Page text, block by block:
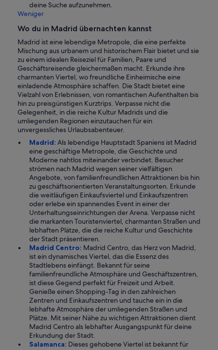
deine Suche aufzunehmen.
Weniger
Wo du in Madrid übernachten kannst
Madrid ist eine lebendige Metropole, die eine perfekte
Mischung aus urbanem und historischem Flair bietet und sie
zu einem idealen Reiseziel für Familien, Paare und
Geschäftsreisende gleichermaßen macht. Erkunde ihre
charmanten Viertel, wo freundliche Einheimische eine
einladende Atmosphäre schaffen. Die Stadt bietet eine
Vielzahl von Erlebnissen, von romantischen Aufenthalten bis
hin zu preisgünstigen Kurztrips. Verpasse nicht die
Gelegenheit, in die reiche Kultur Madrids und die
umliegenden Regionen einzutauchen für ein
unvergessliches Urlaubsabenteuer.
Madrid: Als lebendige Hauptstadt Spaniens ist Madrid
eine geschäftige Metropole, die Geschichte und
Moderne nahtlos miteinander verbindet. Besucher
strömen nach Madrid wegen seiner vielfältigen
Angebote, von familienfreundlichen Attraktionen bis hin
zu geschäftsorientierten Veranstaltungsorten. Erkunde
die weitläufigen Einkaufsviertel und Einkaufszentren
oder erlebe ein spannendes Event in einer der
Unterhaltungseinrichtungen der Arena. Verpasse nicht
die markanten Touristenviertel, charmanten Straßen und
lebhaften Plätze, die die reiche Kultur und Geschichte
der Stadt präsentieren.
Madrid Centro: Madrid Centro, das Herz von Madrid,
ist ein dynamisches Viertel, das die Essenz des
Stadtlebens einfängt. Bekannt für seine
familienfreundliche Atmosphäre und Geschäftszentren,
ist diese Gegend perfekt für Freizeit und Arbeit.
Genieße einen Shopping-Tag in den zahlreichen
Zentren und Einkaufszentren und tauche ein in die
lebhafte Atmosphäre der umliegenden Straßen und
Plätze. Mit seiner Nähe zu wichtigen Attraktionen dient
Madrid Centro als lebhafter Ausgangspunkt für deine
Erkundung der Stadt.
Salamanca: Dieses gehobene Viertel ist bekannt für